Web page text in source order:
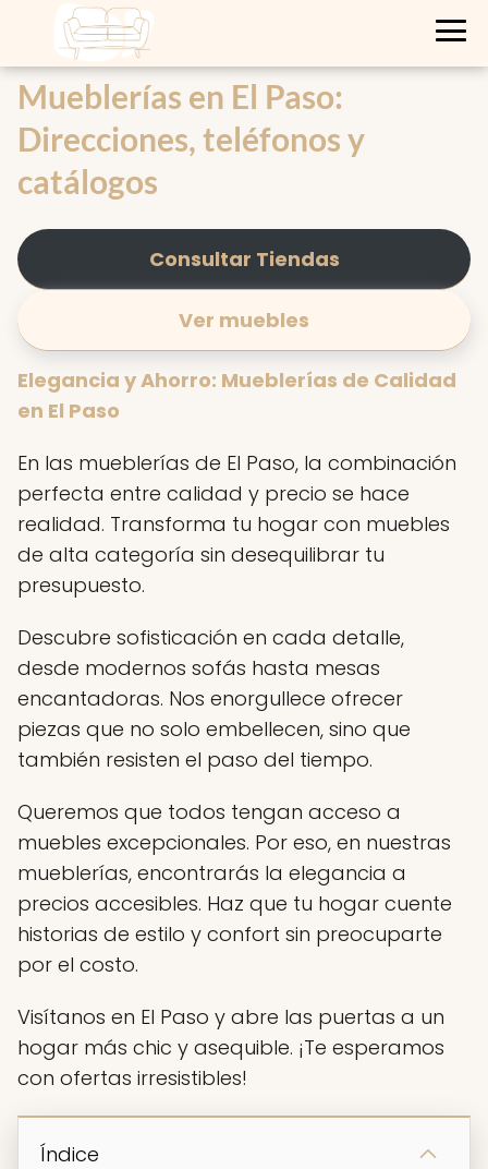
Mueblerías en El Paso:
Direcciones, teléfonos y
catálogos
Consultar Tiendas
Ver muebles
Elegancia y Ahorro: Mueblerías de Calidad
en El Paso
En las mueblerías de El Paso, la combinación
perfecta entre calidad y precio se hace
realidad. Transforma tu hogar con muebles
de alta categoría sin desequilibrar tu
presupuesto.
Descubre sofisticación en cada detalle,
desde modernos sofás hasta mesas
encantadoras. Nos enorgullece ofrecer
piezas que no solo embellecen, sino que
también resisten el paso del tiempo.
Queremos que todos tengan acceso a
muebles excepcionales. Por eso, en nuestras
mueblerías, encontrarás la elegancia a
precios accesibles. Haz que tu hogar cuente
historias de estilo y confort sin preocuparte
por el costo.
Visítanos en El Paso y abre las puertas a un
hogar más chic y asequible. ¡Te esperamos
con ofertas irresistibles!
Índice